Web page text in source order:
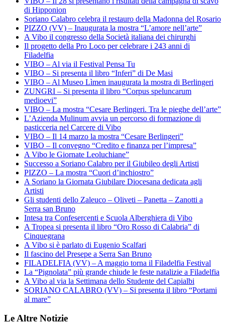
di Hipponion
Soriano Calabro celebra il restauro della Madonna del Rosario
PIZZO (VV) – Inaugurata la mostra “L’amore nell’arte”
A Vibo il congresso della Società italiana dei chirurghi
Il progetto della Pro Loco per celebrare i 243 anni di
Filadelfia
VIBO – Al via il Festival Pensa Tu
VIBO – Si presenta il libro “Inferi” di De Masi
VIBO – Al Museo Lìmen inaugurata la mostra di Berlingeri
ZUNGRI – Si presenta il libro “Corpus speluncarum
medioevi”
VIBO – La mostra “Cesare Berlingeri. Tra le pieghe dell’arte”
L’Azienda Mulinum avvia un percorso di formazione di
pasticceria nel Carcere di Vibo
VIBO – Il 14 marzo la mostra “Cesare Berlingeri”
VIBO – Il convegno “Credito e finanza per l’impresa”
A Vibo le Giornate Leoluchiane”
Successo a Soriano Calabro per il Giubileo degli Artisti
PIZZO – La mostra “Cuori d’inchiostro”
A Soriano la Giornata Giubilare Diocesana dedicata agli
Artisti
Gli studenti dello Zaleuco – Oliveti – Panetta – Zanotti a
Serra san Bruno
Intesa tra Confesercenti e Scuola Alberghiera di Vibo
A Tropea si presenta il libro “Oro Rosso di Calabria” di
Cinquegrana
A Vibo si è parlato di Eugenio Scalfari
Il fascino del Presepe a Serra San Bruno
FILADELFIA (VV) – A maggio torna il Filadelfia Festival
La “Pignolata” più grande chiude le feste natalizie a Filadelfia
A Vibo al via la Settimana dello Studente del Capialbi
SORIANO CALABRO (VV) – Si presenta il libro “Portami
al mare”
Le Altre Notizie